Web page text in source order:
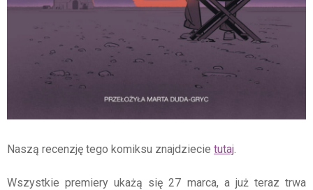
Naszą recenzję tego komiksu znajdziecie tutaj
Wszystkie premiery ukażą się 27 marca, a już teraz trwa